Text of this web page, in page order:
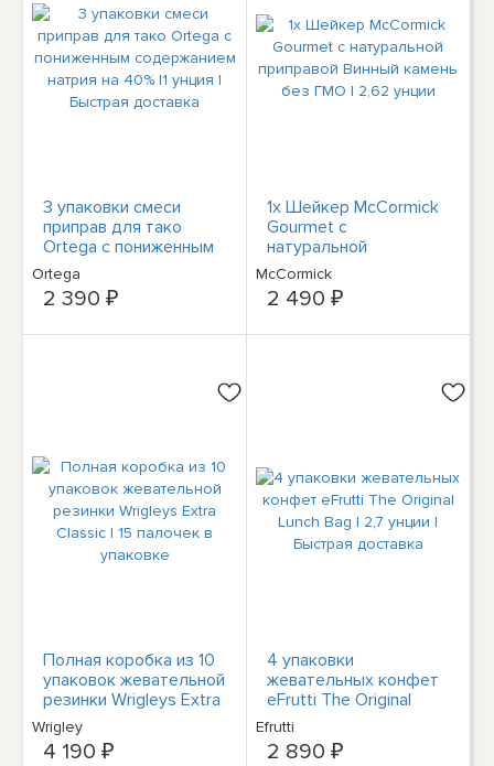
3 упаковки смеси
приправ для тако
Ortega с пониженным
содержанием натрия
на 40% |1 унция |
Быстрая доставка
Ortega
2 390 ₽
1x Шейкер McCormick
Gourmet с
натуральной
приправой Винный
камень без ГМО | 2,62
унции
McCormick
2 490 ₽
Полная коробка из 10
упаковок жевательной
резинки Wrigleys Extra
Classic | 15 палочек в
упаковке
Wrigley
4 190 ₽
4 упаковки
жевательных конфет
eFrutti The Original
Lunch Bag | 2,7 унции |
Быстрая доставка
Efrutti
2 890 ₽